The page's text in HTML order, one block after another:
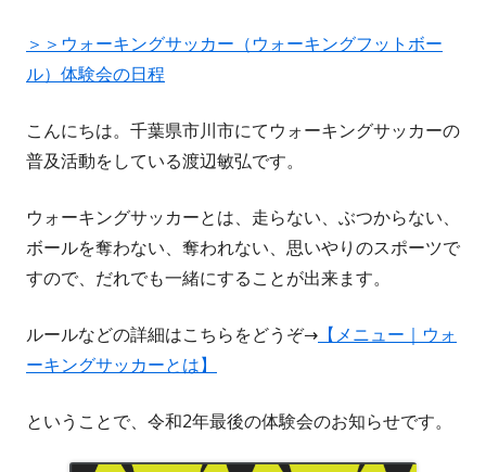
＞＞ウォーキングサッカー（ウォーキングフットボー
ル）体験会の日程
こんにちは。千葉県市川市にてウォーキングサッカーの
普及活動をしている渡辺敏弘です。
ウォーキングサッカーとは、走らない、ぶつからない、
ボールを奪わない、奪われない、思いやりのスポーツで
すので、だれでも一緒にすることが出来ます。
ルールなどの詳細はこちらをどうぞ→ 【メニュー｜ウォ
ーキングサッカーとは】
ということで、令和2年最後の体験会のお知らせです。